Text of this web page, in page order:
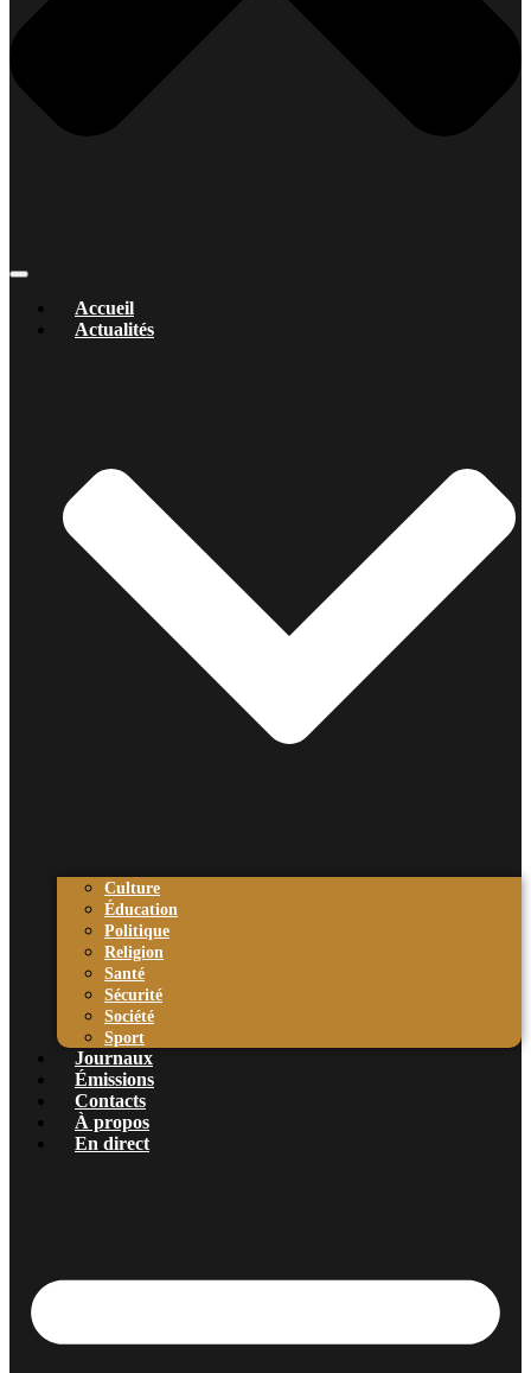
Accueil
Actualités
Culture
Éducation
Politique
Religion
Santé
Sécurité
Société
Sport
Journaux
Émissions
Contacts
À propos
En direct